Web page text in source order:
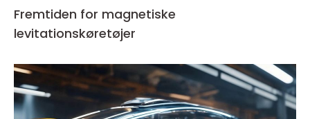
Fremtiden for magnetiske
levitationskøretøjer